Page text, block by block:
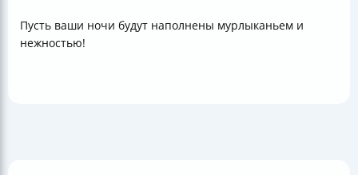
Пусть ваши ночи будут наполнены мурлыканьем и
нежностью!